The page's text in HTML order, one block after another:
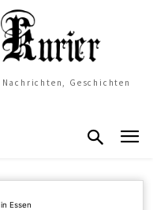
Geschichten
Essen